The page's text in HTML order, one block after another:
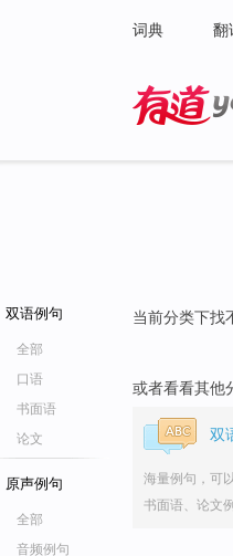
词典 翻
双语例句
全部
口语
书面语
论文
原声例句
全部
音频例句
当前分类下找
或者看看其他
双
海量例句，可
书面语、论文例